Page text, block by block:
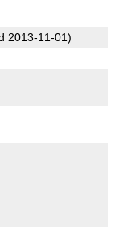
2013-11-01)